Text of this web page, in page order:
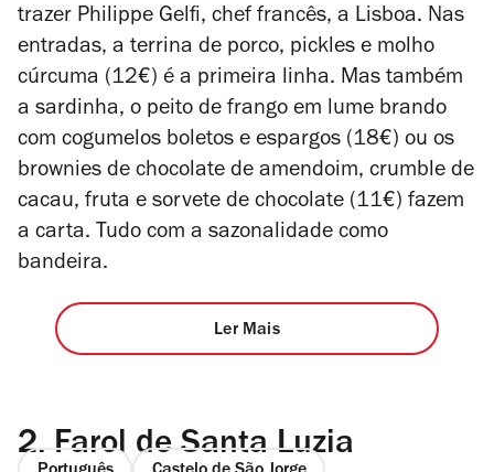
trazer Philippe Gelfi, chef francês, a Lisboa. Nas
entradas, a terrina de porco, pickles e molho
cúrcuma (12€) é a primeira linha. Mas também
a sardinha, o peito de frango em lume brando
com cogumelos boletos e espargos (18€) ou os
brownies de chocolate de amendoim, crumble de
cacau, fruta e sorvete de chocolate (11€) fazem
a carta. Tudo com a sazonalidade como
bandeira.
Ler Mais
2. Farol de Santa Luzia